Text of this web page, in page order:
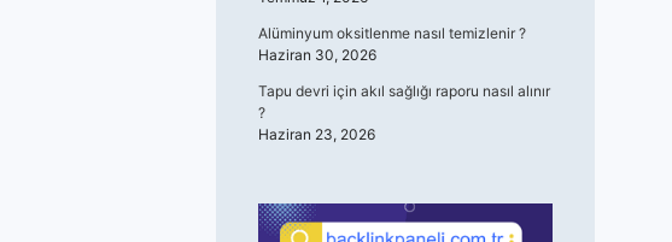
Alüminyum oksitlenme nasıl temizlenir ?
Haziran 30, 2026
Tapu devri için akıl sağlığı raporu nasıl alınır
?
Haziran 23, 2026